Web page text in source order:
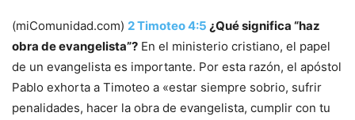
(miComunidad.com) 2 Timoteo 4:5 ¿Qué significa “haz
obra de evangelista”? En el ministerio cristiano, el papel
de un evangelista es importante. Por esta razón, el apóstol
Pablo exhorta a Timoteo a «estar siempre sobrio, sufrir
penalidades, hacer la obra de evangelista, cumplir con tu